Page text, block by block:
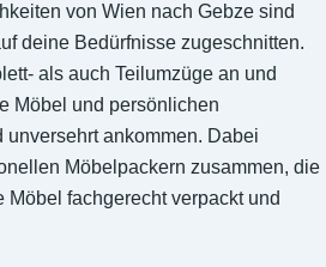
von Wien nach Gebze sind
deine Bedürfnisse zugeschnitten.
als auch Teilumzüge an und
Möbel und persönlichen
ankommen. Dabei
Möbelpackern zusammen, die
Möbel fachgerecht verpackt und